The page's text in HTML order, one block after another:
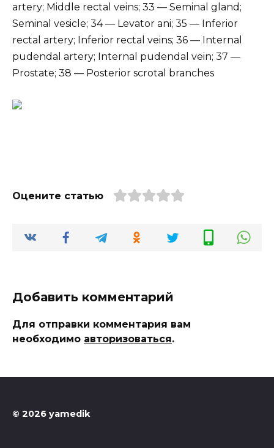
artery; Middle rectal veins; 33 — Seminal gland;
Seminal vesicle; 34 — Levator ani; 35 — Inferior
rectal artery; Inferior rectal veins; 36 — Internal
pudendal artery; Internal pudendal vein; 37 —
Prostate; 38 — Posterior scrotal branches
Оцените статью
Добавить комментарий
Для отправки комментария вам
необходимо авторизоваться.
© 2026 yamedik